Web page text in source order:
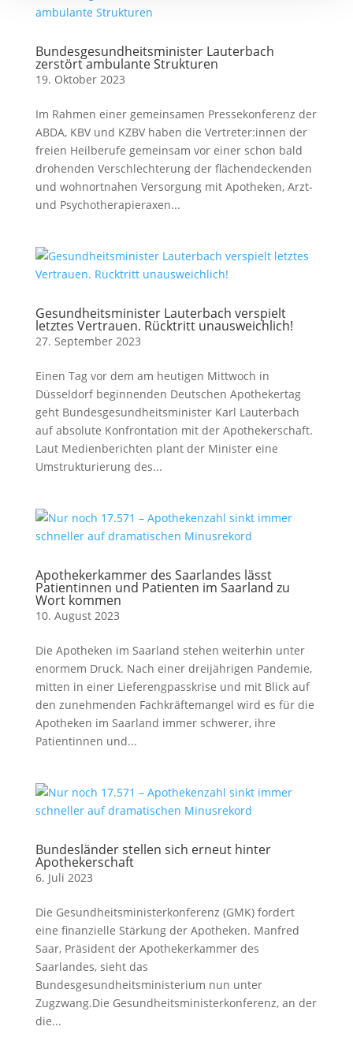
Bundesgesundheitsminister Lauterbach
zerstört ambulante Strukturen
19. Oktober 2023
Im Rahmen einer gemeinsamen Pressekonferenz der
ABDA, KBV und KZBV haben die Vertreter:innen der
freien Heilberufe gemeinsam vor einer schon bald
drohenden Verschlechterung der flächendeckenden
und wohnortnahen Versorgung mit Apotheken, Arzt-
und Psychotherapieraxen...
Gesundheitsminister Lauterbach verspielt
letztes Vertrauen. Rücktritt unausweichlich!
27. September 2023
Einen Tag vor dem am heutigen Mittwoch in
Düsseldorf beginnenden Deutschen Apothekertag
geht Bundesgesundheitsminister Karl Lauterbach
auf absolute Konfrontation mit der Apothekerschaft.
Laut Medienberichten plant der Minister eine
Umstrukturierung des...
Apothekerkammer des Saarlandes lässt
Patientinnen und Patienten im Saarland zu
Wort kommen
10. August 2023
Die Apotheken im Saarland stehen weiterhin unter
enormem Druck. Nach einer dreijährigen Pandemie,
mitten in einer Lieferengpasskrise und mit Blick auf
den zunehmenden Fachkräftemangel wird es für die
Apotheken im Saarland immer schwerer, ihre
Patientinnen und...
Bundesländer stellen sich erneut hinter
Apothekerschaft
6. Juli 2023
Die Gesundheitsministerkonferenz (GMK) fordert
eine finanzielle Stärkung der Apotheken. Manfred
Saar, Präsident der Apothekerkammer des
Saarlandes, sieht das
Bundesgesundheitsministerium nun unter
Zugzwang.Die Gesundheitsministerkonferenz, an der
die...